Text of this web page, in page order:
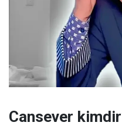
Cansever